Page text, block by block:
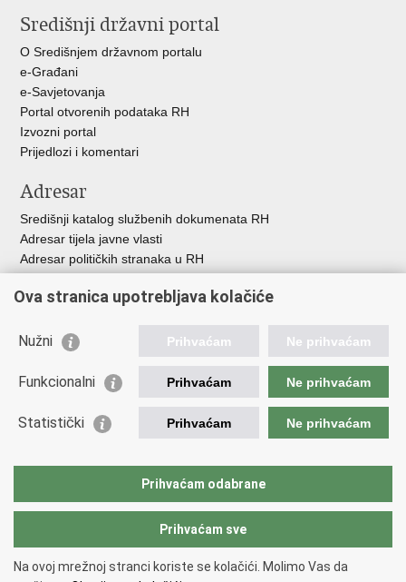
FacebookuTwitteru
Središnji državni portal
O Središnjem državnom portalu
e-Građani
e-Savjetovanja
Portal otvorenih podataka RH
Izvozni portal
Prijedlozi i komentari
Adresar
Središnji katalog službenih dokumenata RH
Adresar tijela javne vlasti
Adresar političkih stranaka u RH
Besplatni telefoni javne uprave
Važne poveznice
Vlada Republike Hrvatske
Europska komisija
Taxation and Customs Union
Ova stranica upotrebljava kolačiće
Nužni Prihvaćam Ne prihvaćam
Funkcionalni Prihvaćam Ne prihvaćam
Statistički Prihvaćam Ne prihvaćam
Prihvaćam odabrane
Prihvaćam sve
Na ovoj mrežnoj stranci koriste se kolačići. Molimo Vas da